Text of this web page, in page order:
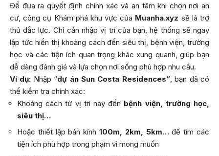
Để đưa ra quyết định chính xác và an tâm khi chọn nơi an
cư, công cụ Khám phá khu vực của Muanha.xyz sẽ là trợ
thủ đắc lực. Chỉ cần nhập vị trí của bạn, hệ thống sẽ ngay
lập tức hiển thị khoảng cách đến siêu thị, bệnh viện, trường
học và các tiện ích quan trọng khác xung quanh, giúp bạn
dễ dàng đánh giá và lựa chọn nơi sống phù hợp nhu cầu.
Ví dụ: Nhập “dự án Sun Costa Residences”, bạn đã có
thể kiểm tra chính xác:
Khoảng cách từ vị trí này đến bệnh viện, trường học,
siêu thị…
Hoặc thiết lập bán kính 100m, 2km, 5km…để tìm các
tiện ích phù hợp trong phạm vi mong muốn